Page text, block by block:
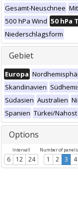
Gesamt-Neuschnee
500 hPa Wind 50 hPa
Niederschlagsform
Gebiet
Europa
Skandinavien
Südasien Australien
Spanien Türkei/Nahost
Options
Intervall
6 12 24
Number of
1 2 3 4